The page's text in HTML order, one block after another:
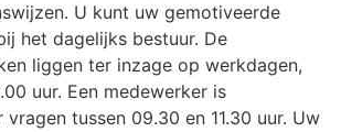
U kunt uw gemotiveerde
het dagelijks bestuur. De
liggen ter inzage op werkdagen,
uur. Een medewerker is
tussen 09.30 en 11.30 uur. Uw